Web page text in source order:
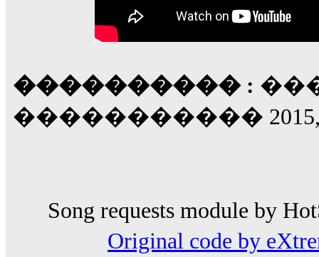
���������� :
����������� 2015,
Song requests module by
Original code by